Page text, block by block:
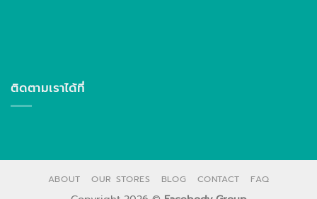
ติดตามเราได้ที่
ABOUT OUR STORES BLOG CONTACT FAQ